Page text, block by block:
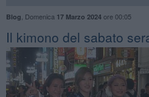
Blog Domenica 17 Marzo 2024ore 00:05
Il kimono del sabato